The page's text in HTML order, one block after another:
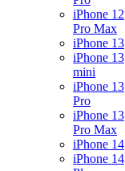
iPhone 12
Pro Max
iPhone 13
iPhone 13
mini
iPhone 13
Pro
iPhone 13
Pro Max
iPhone 14
iPhone 14